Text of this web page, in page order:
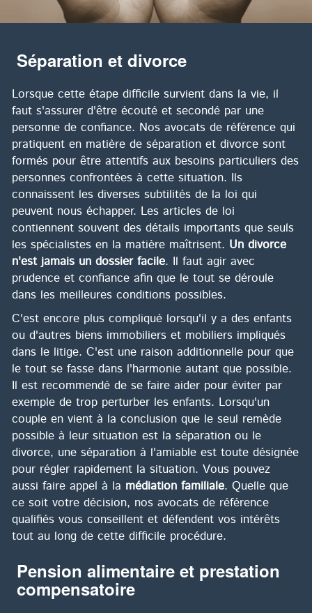
Séparation et divorce
Lorsque cette étape difficile survient dans la vie, il
faut s'assurer d'être écouté et secondé par une
personne de confiance. Nos avocats de référence qui
pratiquent en matière de séparation et divorce sont
formés pour être attentifs aux besoins particuliers des
personnes confrontées à cette situation. Ils
connaissent les diverses subtilités de la loi qui
peuvent nous échapper. Les articles de loi
contiennent souvent des détails importants que seuls
les spécialistes en la matière maîtrisent. Un divorce
n'est jamais un dossier facile. Il faut agir avec
prudence et confiance afin que le tout se déroule
dans les meilleures conditions possibles.
C'est encore plus compliqué lorsqu'il y a des enfants
ou d'autres biens immobiliers et mobiliers impliqués
dans le litige. C'est une raison additionnelle pour que
le tout se fasse dans l'harmonie autant que possible.
Il est recommendé de se faire aider pour éviter par
exemple de trop perturber les enfants. Lorsqu'un
couple en vient à la conclusion que le seul remède
possible à leur situation est la séparation ou le
divorce, une séparation à l'amiable est toute désignée
pour régler rapidement la situation. Vous pouvez
aussi faire appel à la médiation familiale. Quelle que
ce soit votre décision, nos avocats de référence
qualifiés vous conseillent et défendent vos intérêts
tout au long de cette difficile procédure.
Pension alimentaire et prestation
compensatoire